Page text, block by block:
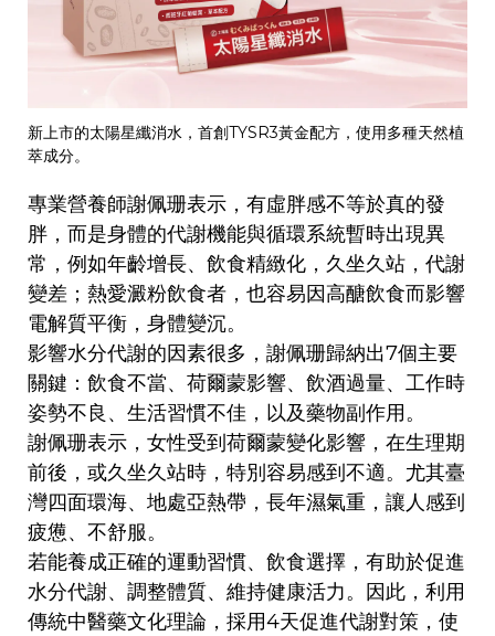
新上市的太陽星纖消水，首創TYSR3黃金配方，使用多種天然植
萃成分。
專業營養師謝佩珊表示，有虛胖感不等於真的發
胖，而是身體的代謝機能與循環系統暫時出現異
常，例如年齡增長、飲食精緻化，久坐久站，代謝
變差；熱愛澱粉飲食者，也容易因高醣飲食而影響
電解質平衡，身體變沉。
影響水分代謝的因素很多，謝佩珊歸納出7個主要
關鍵：飲食不當、荷爾蒙影響、飲酒過量、工作時
姿勢不良、生活習慣不佳，以及藥物副作用。
謝佩珊表示，女性受到荷爾蒙變化影響，在生理期
前後，或久坐久站時，特別容易感到不適。尤其臺
灣四面環海、地處亞熱帶，長年濕氣重，讓人感到
疲憊、不舒服。
若能養成正確的運動習慣、飲食選擇，有助於促進
水分代謝、調整體質、維持健康活力。因此，利用
傳統中醫藥文化理論，採用4天促進代謝對策，使